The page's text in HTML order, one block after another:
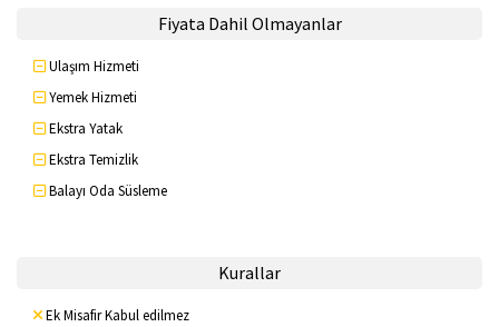
Fiyata Dahil Olmayanlar
Ulaşım Hizmeti
Yemek Hizmeti
Ekstra Yatak
Ekstra Temizlik
Balayı Oda Süsleme
Kurallar
Ek Misafir Kabul edilmez